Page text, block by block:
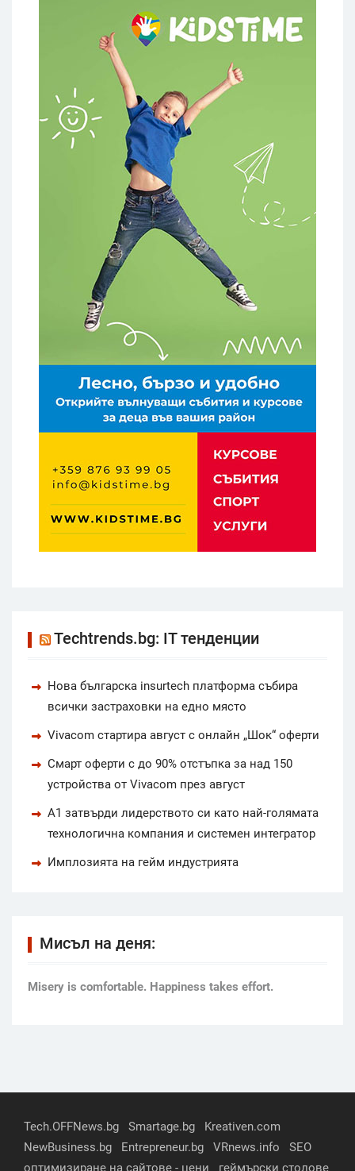
Techtrends.bg: IT тенденции
Нова българска insurtech платформа събира
всички застраховки на едно място
Vivacom стартира август с онлайн „Шок“ оферти
Смарт оферти с до 90% отстъпка за над 150
устройства от Vivacom през август
А1 затвърди лидерството си като най-голямата
технологична компания и системен интегратор
Имплозията на гейм индустрията
Мисъл на деня:
Мisery is comfortable. Happiness takes effort.
Tech.OFFNews.bg Smartage.bg
Kreativen.com
NewBusiness.bg
Entrepreneur.bg VRnews.info
SEO
оптимизиране на сайтове - цени
геймърски столове